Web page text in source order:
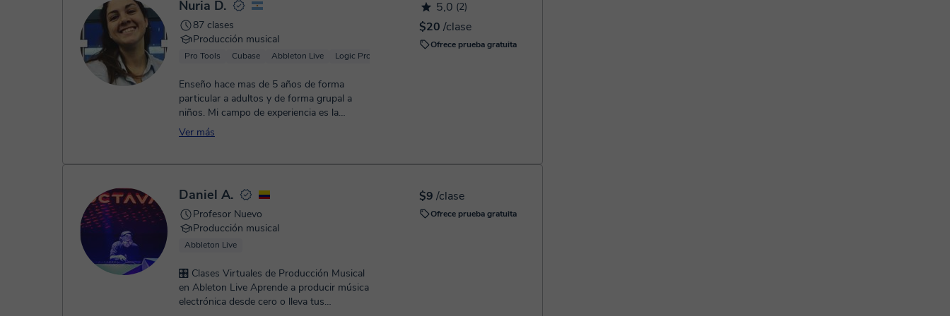
5,0 (2)
$20 /clase
Ofrece prueba gratuita
Nuria D.
87 clases
Producción musical
Pro Tools Cubase Abbleton Live Logic Pro X
Enseño hace mas de 5 años de forma
particular a adultos y de forma grupal a
niños. Mi campo de experiencia es la
musica, la producción y la edicion. T...
Ver más
$9 /clase
Ofrece prueba gratuita
Daniel A.
Profesor Nuevo
Producción musical
Abbleton Live
🎛️ Clases Virtuales de Producción Musical
en Ableton Live Aprende a producir música
electrónica desde cero o lleva tus